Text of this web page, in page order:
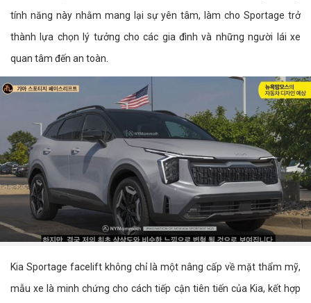
tính năng này nhằm mang lại sự yên tâm, làm cho Sportage trở
thành lựa chọn lý tưởng cho các gia đình và những người lái xe
quan tâm đến an toàn.
Kia Sportage facelift không chỉ là một nâng cấp về mặt thẩm mỹ,
mẫu xe là minh chứng cho cách tiếp cận tiên tiến của Kia, kết hợp